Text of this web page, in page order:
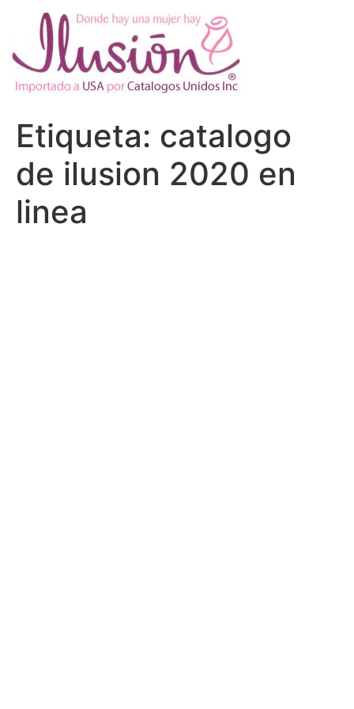
contenido
Etiqueta: catalogo
de ilusion 2020 en
linea